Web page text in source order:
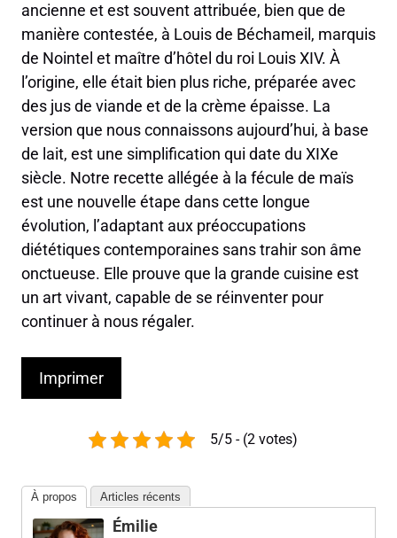
ancienne et est souvent attribuée, bien que de
manière contestée, à Louis de Béchameil, marquis
de Nointel et maître d’hôtel du roi Louis XIV. À
l’origine, elle était bien plus riche, préparée avec
des jus de viande et de la crème épaisse. La
version que nous connaissons aujourd’hui, à base
de lait, est une simplification qui date du XIXe
siècle. Notre recette allégée à la fécule de maïs
est une nouvelle étape dans cette longue
évolution, l’adaptant aux préoccupations
diététiques contemporaines sans trahir son âme
onctueuse. Elle prouve que la grande cuisine est
un art vivant, capable de se réinventer pour
continuer à nous régaler.
Imprimer
5/5 - (2 votes)
À propos Articles récents
Émilie